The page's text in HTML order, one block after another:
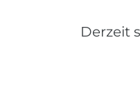
Derzeit